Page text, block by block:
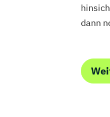
dann